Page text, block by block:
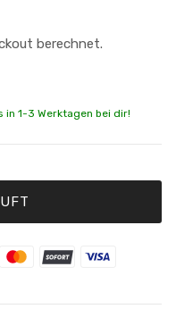
berechnet.
1-3 Werktagen bei dir!